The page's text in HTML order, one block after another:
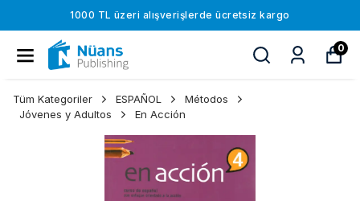
1000 TL üzeri alışverişlerde ücretsiz kargo
0
Tüm Kategoriler ESPAÑOL
Métodos
Jóvenes y Adultos
En Acción